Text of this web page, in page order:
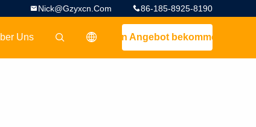
86-185-8925-8190
Nick@gzyxcn.com
Ein Angebot bekommen
Uns